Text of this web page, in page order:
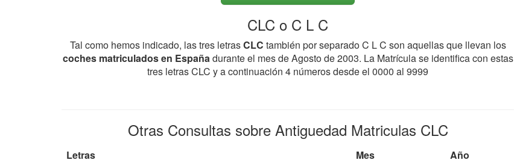
CLC o C L C
Tal como hemos indicado, las tres letrasCLC también por separado C L C son aquellas que llevan los
coches matriculados en Españadurante el mes de Agosto de 2003. La Matrícula se identifica con estas
tres letras CLC y a continuación 4 números desde el 0000 al 9999
Otras Consultas sobre Antiguedad Matriculas CLC
Letras Mes
Año